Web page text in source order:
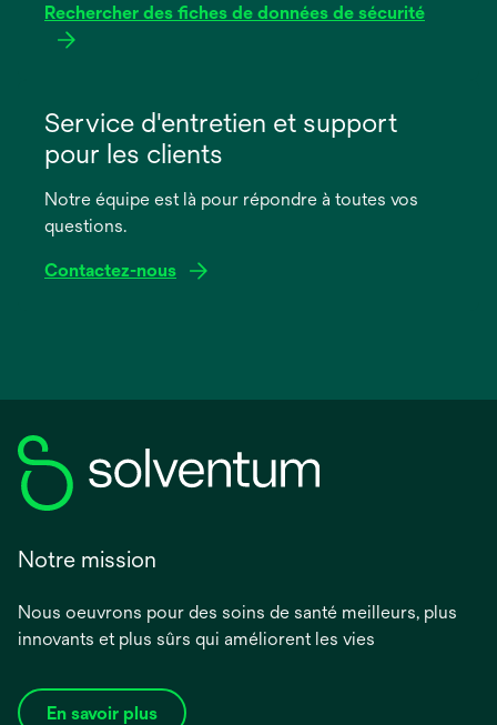
Rechercher des fiches de données de sécurité
dans
nouvel
onglet
Service d'entretien et support
pour les clients
Notre équipe est là pour répondre à toutes vos
questions.
Contactez-nous
Notre mission
Nous oeuvrons pour des soins de santé meilleurs, plus
innovants et plus sûrs qui améliorent les vies
En savoir plus